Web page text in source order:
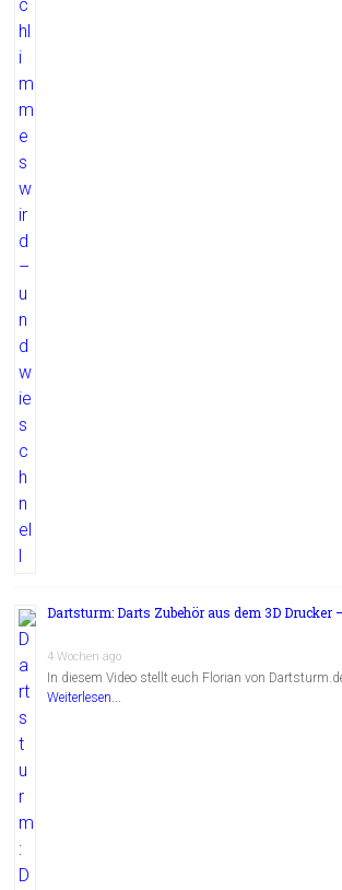
Dartsturm: Darts Zubehör aus dem 3D Drucker
4 Wochen ago
In diesem Video stellt euch Florian von
Weiterlesen...